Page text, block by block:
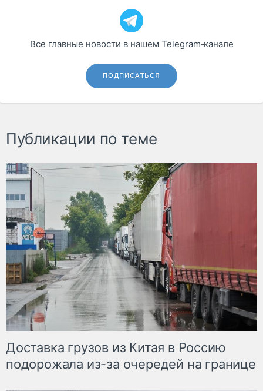
Все главные новости в нашем Telegram‑канале
ПОДПИСАТЬСЯ
Публикации по теме
Доставка грузов из Китая в Россию
подорожала из-за очередей на границе